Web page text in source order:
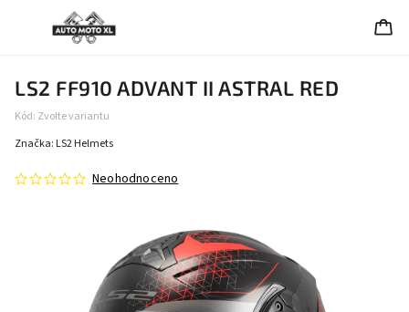
LS2 FF910 ADVANT II ASTRAL RED
Kód: Zvolte variantu
Neohodnoceno
Značka: LS2 Helmets